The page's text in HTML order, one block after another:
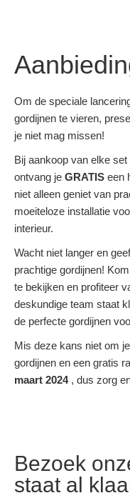
Om de speciale
gordijnen te vieren,
je niet mag missen!
Bij aankoop van elke
ontvang je GRATIS een
niet alleen geniet van
moeiteloze installatie
interieur.
Wacht niet langer en
prachtige gordijnen!
te bekijken en profiteer
deskundige team staat
de perfecte gordijnen
Mis deze kans niet om
gordijnen en een gratis
maart 2024, dus zorg
Bezoek
staat al